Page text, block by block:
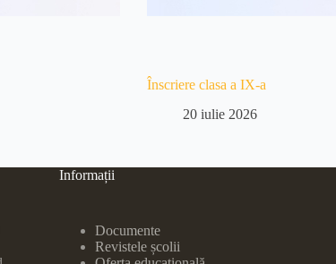
Înscriere clasa a IX-a
20 iulie 2026
Informații
Documente
Revistele școlii